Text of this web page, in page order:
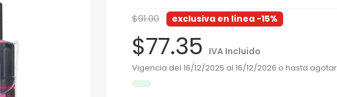
$91.00 exclusiva en línea -15%
$77.35 IVA Incluido
Vigencia del 16/12/2025 al 16/12/2026 o hasta